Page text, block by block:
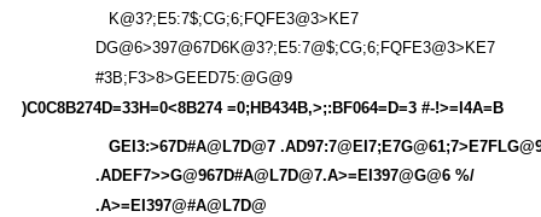
K@3?;E5:7$;CG;6;FQFE3@3>KE7
DG@6>397@67D6K@3?;E5:7@$;CG;6;FQFE3@3>KE7
#3B;F3>8>GEED75:@G@9
)C0C8B274D=33H=0<8B274 =0;HB434B,>;:BF064=D=3 #-!>=I4A=B
GEI3:>67D#A@L7D@7
.ADEF7>>G@967D#A@L7D@7.A>=EI397@G@6 %/
.A>=EI397@#A@L7D@